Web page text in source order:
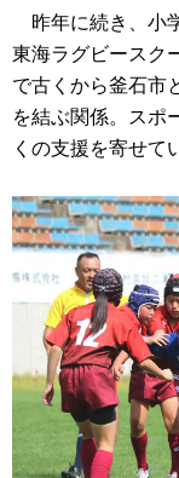
昨年に続き、小
東海ラグビースク
で古くから釜石市
を結ぶ関係。スポ
くの支援を寄せて